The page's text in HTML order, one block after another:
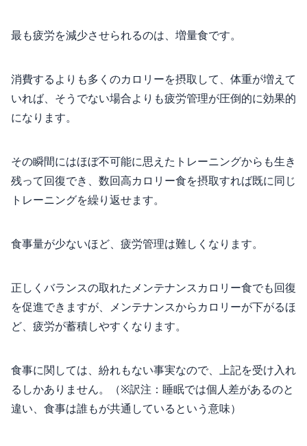
最も疲労を減少させられるのは、増量食です。
消費するよりも多くのカロリーを摂取して、体重が増えて
いれば、そうでない場合よりも疲労管理が圧倒的に効果的
になります。
その瞬間にはほぼ不可能に思えたトレーニングからも生き
残って回復でき、数回高カロリー食を摂取すれば既に同じ
トレーニングを繰り返せます。
食事量が少ないほど、疲労管理は難しくなります。
正しくバランスの取れたメンテナンスカロリー食でも回復
を促進できますが、メンテナンスからカロリーが下がるほ
ど、疲労が蓄積しやすくなります。
食事に関しては、紛れもない事実なので、上記を受け入れ
るしかありません。（※訳注：睡眠では個人差があるのと
違い、食事は誰もが共通しているという意味）